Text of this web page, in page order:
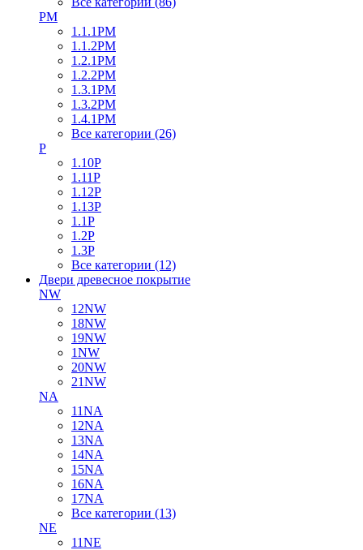
PM
1.1.1PM
1.1.2PM
1.2.1PM
1.2.2PM
1.3.1PM
1.3.2PM
1.4.1PM
Все категории (26)
P
1.10P
1.11P
1.12P
1.13P
1.1P
1.2P
1.3P
Все категории (12)
Двери древесное покрытие
NW
12NW
18NW
19NW
1NW
20NW
21NW
NA
11NA
12NA
13NA
14NA
15NA
16NA
17NA
Все категории (13)
NE
11NE